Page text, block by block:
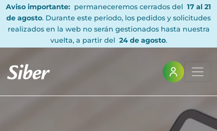
Aviso importante: permaneceremos cerrados del 17 al 21
de agosto. Durante este periodo, los pedidos y solicitudes
realizados en la web no serán gestionados hasta nuestra
vuelta, a partir del 24 de agosto.